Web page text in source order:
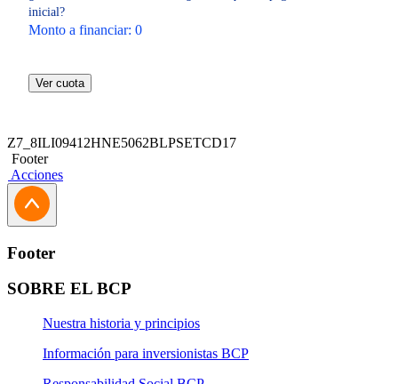
inicial?
Monto a financiar: 0
Ver cuota
Z7_8ILI09412HNE5062BLPSETCD17
Footer
Acciones
Footer
SOBRE EL BCP
Nuestra historia y principios
Información para inversionistas BCP